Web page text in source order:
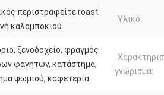
περιστραφείτε roast
καλαμποκιού
Υλικό:
ξενοδοχείο, φραγμός
φαγητών, κατάστημα,
ψωμιού, καφετερία
γνώρισμα: